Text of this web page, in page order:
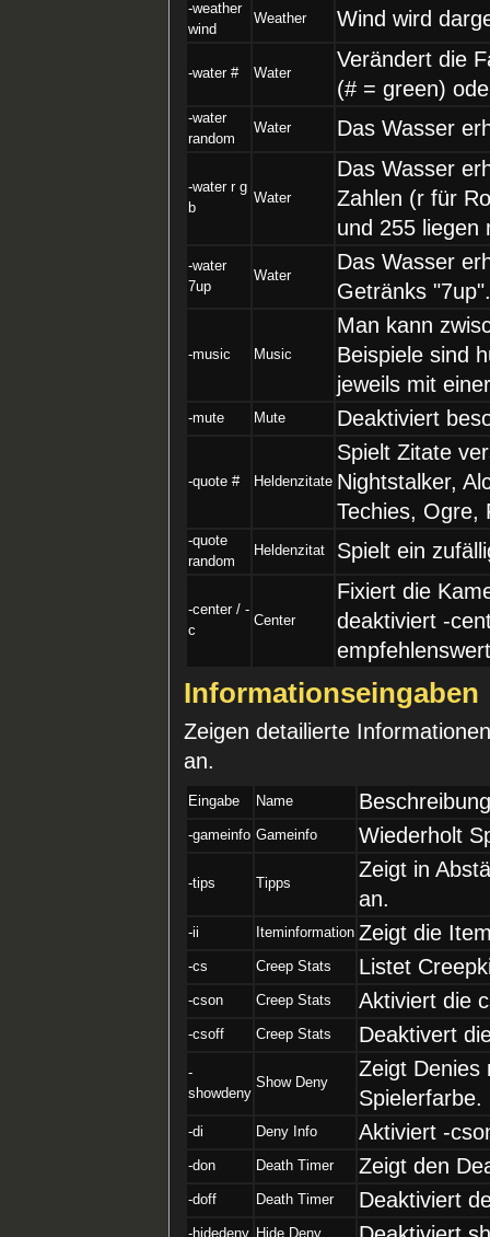
-weather
wind
Weather Wind wird
-water # Water
Verändert die
(# = green)
-water
random
Water Das Wasser
-water r g
b
Water
Das Wasser
Zahlen (r für
und 255 liegen
-water
7up
Water
Das Wasser
Getränks
-music Music
Man kann
Beispiele sind
jeweils mit
-mute Mute Deaktiviert
-quote # Heldenzitate
Spielt Zitate
Nightstalker,
Techies, Ogre,
-quote
random
Heldenzitat Spielt ein
-center / -
c
Center
Fixiert die
deaktiviert -
Informationseingaben
Zeigen detailierte
an.
Eingabe Name
-gameinfo Gameinfo Wiederholt
-tips Tipps
Zeigt in
an.
-ii Iteminformation Zeigt die
-cs Creep Stats Listet
-cson Creep Stats Aktiviert die
-csoff Creep Stats Deaktivert
-
showdeny
Show Deny
Zeigt Denies
Spielerfarbe.
-di Deny Info Aktiviert -
-don Death Timer Zeigt den
-doff Death Timer Deaktiviert